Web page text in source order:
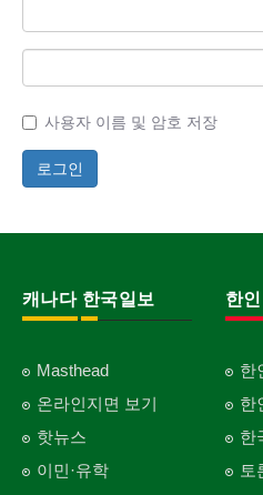
사용자 이름 및 암호 저장
캐나다 한국일보
Masthead
온라인지면 보기
핫뉴스
이민·유학
한
한
한
한
토